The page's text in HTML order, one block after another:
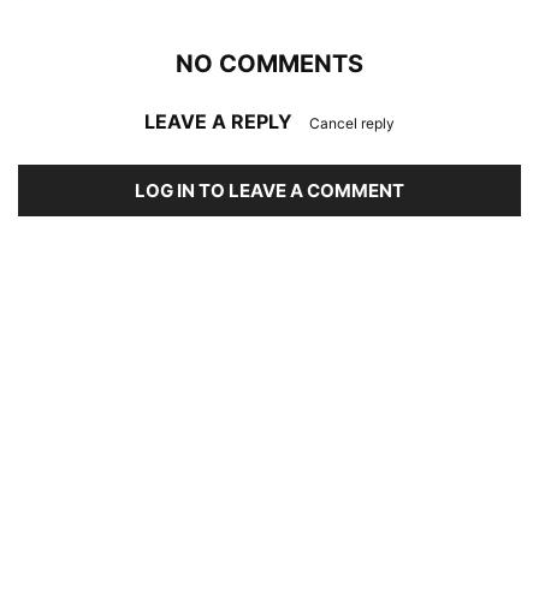
NO COMMENTS
LEAVE A REPLY Cancel reply
LOG IN TO LEAVE A COMMENT